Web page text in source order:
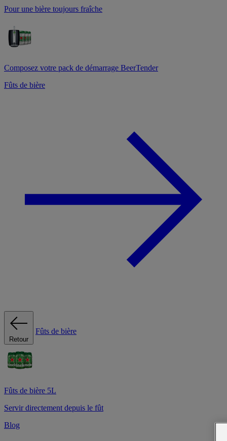
Pour une bière toujours fraîche
Composez votre pack de démarrage BeerTender
Fûts de bière
Retour
Fûts de bière
Fûts de bière 5L
Servir directement depuis le fût
Blog